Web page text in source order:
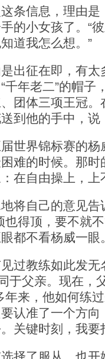
信息，理由是
的小女孩了。“
道我怎么想。”
征在即，有太
千年老二”的帽子
团体三项王冠
到他的手中，说
界锦标赛的杨
难的时候。那
在自由操上，上
自己的意见告
也得顶，要不就
都不看杨威一眼
教练如此发无
于父亲。现在，
年来，他如何练
认准了一个方
关键时刻，我要